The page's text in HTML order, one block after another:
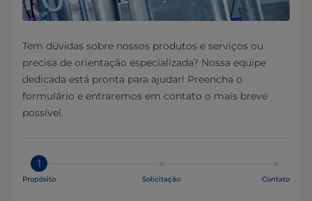
Tem dúvidas sobre nossos produtos e serviços ou
precisa de orientação especializada? Nossa equipe
dedicada está pronta para ajudar! Preencha o
formulário e entraremos em contato o mais breve
possível.
1
Propósito Solicitação Contato